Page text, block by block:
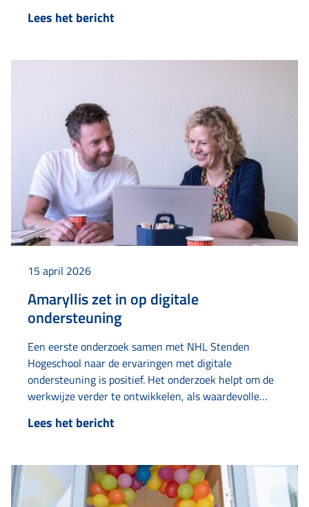
samen een klein budget om aandacht te geven aan
Lees het bericht
15 april 2026
Amaryllis zet in op digitale
ondersteuning
Een eerste onderzoek samen met NHL Stenden
Hogeschool naar de ervaringen met digitale
ondersteuning is positief. Het onderzoek helpt om de
werkwijze verder te ontwikkelen, als waardevolle
Lees het bericht